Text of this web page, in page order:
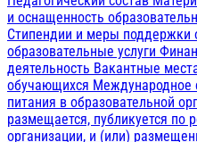
и оснащенность
Стипендии и меры поддержки
образовательные услуги
деятельность Вакантные
обучающихся Международное
питания в образовательной
размещается, публикуется по
организации, и (или)